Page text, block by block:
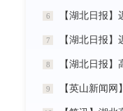
6
7
8
9